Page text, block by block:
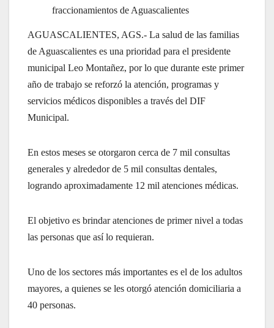
fraccionamientos de Aguascalientes
AGUASCALIENTES, AGS.- La salud de las familias
de Aguascalientes es una prioridad para el presidente
municipal Leo Montañez, por lo que durante este primer
año de trabajo se reforzó la atención, programas y
servicios médicos disponibles a través del DIF
Municipal.
En estos meses se otorgaron cerca de 7 mil consultas
generales y alrededor de 5 mil consultas dentales,
logrando aproximadamente 12 mil atenciones médicas.
El objetivo es brindar atenciones de primer nivel a todas
las personas que así lo requieran.
Uno de los sectores más importantes es el de los adultos
mayores, a quienes se les otorgó atención domiciliaria a
40 personas.